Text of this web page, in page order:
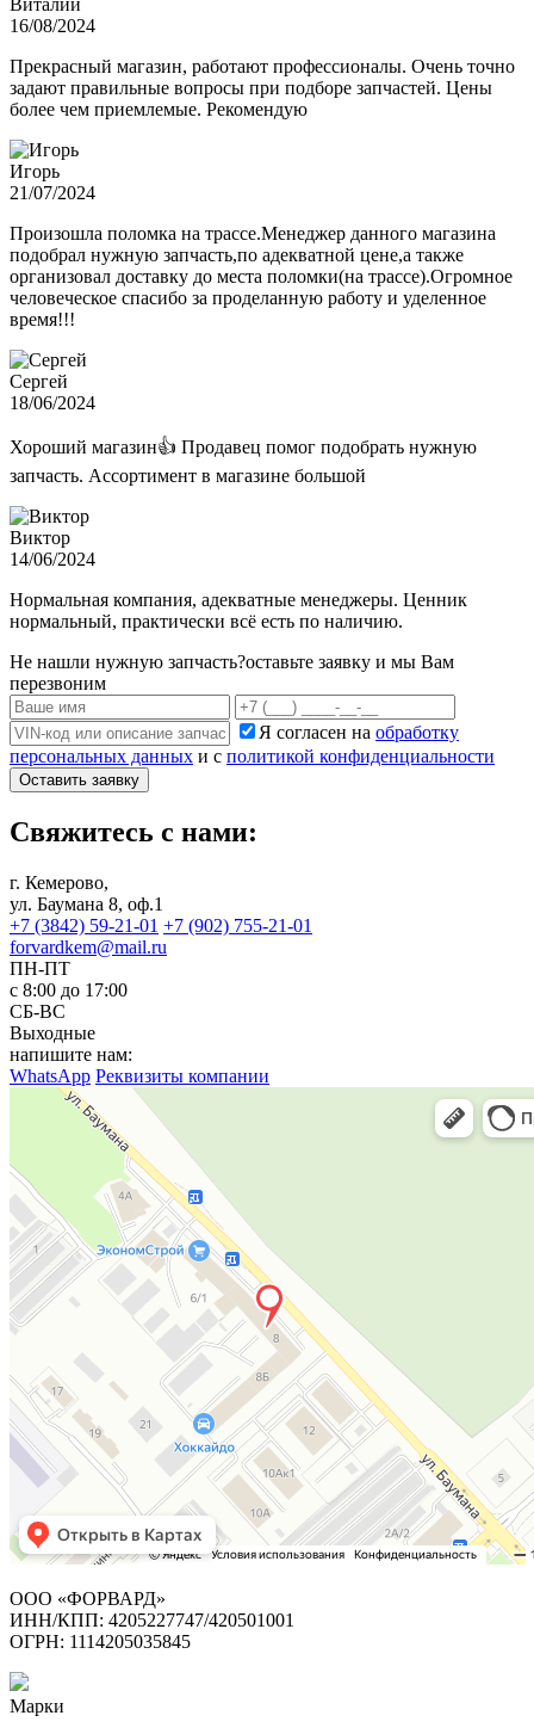
Виталий
16/08/2024
Прекрасный магазин, работают профессионалы. Очень точно
задают правильные вопросы при подборе запчастей. Цены
более чем приемлемые. Рекомендую
Игорь
21/07/2024
Произошла поломка на трассе.Менеджер данного магазина
подобрал нужную запчасть,по адекватной цене,а также
организовал доставку до места поломки(на трассе).Огромное
человеческое спасибо за проделанную работу и уделенное
время!!!
Сергей
18/06/2024
Хороший магазин👍 Продавец помог подобрать нужную
запчасть. Ассортимент в магазине большой
Виктор
14/06/2024
Нормальная компания, адекватные менеджеры. Ценник
нормальный, практически всё есть по наличию.
Не нашли нужную запчасть?оставьте заявку и мы Вам
перезвоним
Я согласен на обработку
персональных данных и с политикой конфиденциальности
Оставить заявку
Свяжитесь с нами:
г. Кемерово,
ул. Баумана 8, оф.1
+7 (3842) 59-21-01 +7 (902) 755-21-01
forvardkem@mail.ru
ПН-ПТ
с 8:00 до 17:00
СБ-ВС
Выходные
напишите нам:
WhatsApp Реквизиты компании
ООО «ФОРВАРД»
ИНН/КПП: 4205227747/420501001
ОГРН: 1114205035845
Марки